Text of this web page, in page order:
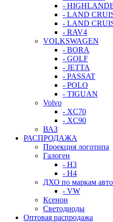
-
- LAND
- LAND
- RAV4
VOLKSWAGEN
- BORA
- GOLF
- JETTA
- PASSAT
- POLO
- TIGUAN
Volvo
- XC70
- XC90
ВАЗ
РАСПРОДАЖА
Проекция логотипа
Галоген
- H3
- H4
ДХО по маркам
- VW
Ксенон
Светодиоды
Оптовая распродажа